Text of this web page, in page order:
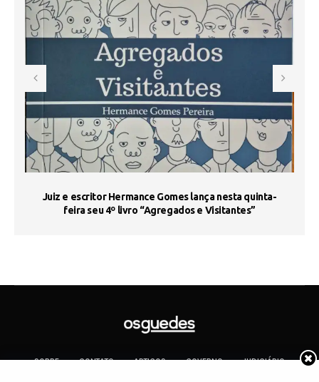
Juiz e escritor Hermance Gomes lança nesta quinta-
feira seu 4º livro “Agregados e Visitantes”
SOBRE CONTATO ARTIGOS GOVERNO
JUDICIÁRIO